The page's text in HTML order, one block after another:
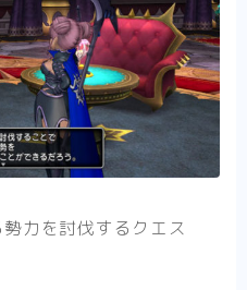
力を討伐するクエス